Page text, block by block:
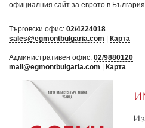
официалния сайт за еврото в България
Търговски офис: 02/4224018
sales@egmontbulgaria.com
Карта
Административен офис: 02/9880120
mail@egmontbulgaria.com
Карта